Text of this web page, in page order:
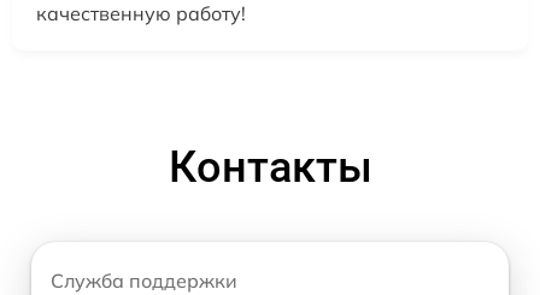
качественную работу!
Контакты
Служба поддержки